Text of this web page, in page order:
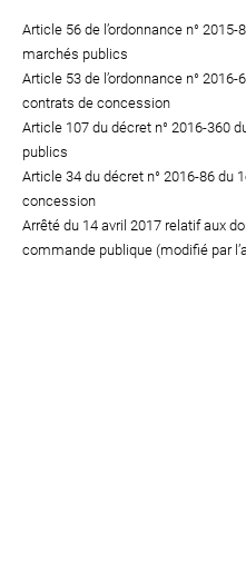
Article 56 de l’ordonnance n°
marchés publics
Article 53 de l’ordonnance n°
contrats de concession
Article 107 du décret n° 2016-360
publics
Article 34 du décret n° 2016-86 du
concession
Arrêté du 14 avril 2017 relatif aux
commande publique (modifié par